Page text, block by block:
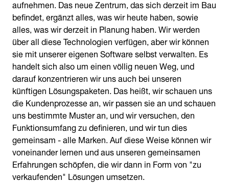
aufnehmen. Das neue Zentrum, das sich derzeit im Bau
befindet, ergänzt alles, was wir heute haben, sowie
alles, was wir derzeit in Planung haben. Wir werden
über all diese Technologien verfügen, aber wir können
sie mit unserer eigenen Software selbst verwalten. Es
handelt sich also um einen völlig neuen Weg, und
darauf konzentrieren wir uns auch bei unseren
künftigen Lösungspaketen. Das heißt, wir schauen uns
die Kundenprozesse an, wir passen sie an und schauen
uns bestimmte Muster an, und wir versuchen, den
Funktionsumfang zu definieren, und wir tun dies
gemeinsam - alle Marken. Auf diese Weise können wir
voneinander lernen und aus unseren gemeinsamen
Erfahrungen schöpfen, die wir dann in Form von "zu
verkaufenden" Lösungen umsetzen.